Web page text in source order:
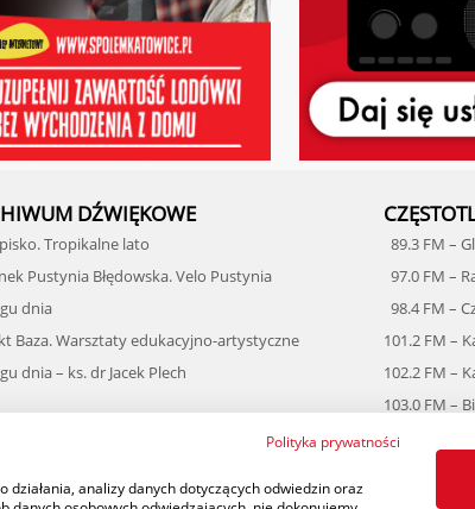
DŹWIĘKOWE
Tropikalne lato
Pustynia Błędowska. Velo Pustynia
dnia
Baza. Warsztaty edukacyjno-artystyczne
dnia – ks. dr Jacek Plech
89.3 FM –
97.0 FM –
98.4 FM –
101.2 FM –
102.2 FM –
103.0 FM –
216,928 MHz
Polityka prywatności
analizy danych dotyczących odwiedzin oraz